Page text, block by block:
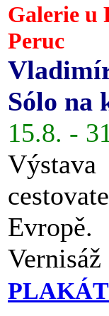
Galerie u
Peruc
Sólo na
15.8. -
Evropě.